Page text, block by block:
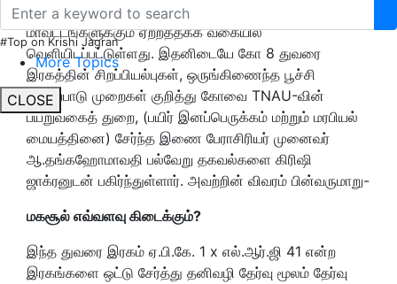
#Top on Krishi Jagran
More Topics
CLOSE
என்ற புதிய துவரை இரகம் 2017 ஆம் ஆண்டில் அனைத்து
மாவட்டங்களுக்கும் ஏற்றத்தக்க வகையில்
வெளியிடப்பட்டுள்ளது. இதனிடையே கோ 8 துவரை
இரகத்தின் சிறப்பியல்புகள், ஒருங்கிணைந்த பூச்சி
கட்டுப்பாடு முறைகள் குறித்து கோவை TNAU-வின்
பயறுவகைத் துறை, (பயிர் இனப்பெருக்கம் மற்றும் மரபியல்
மையத்தினை) சேர்ந்த இணை பேராசிரியர் முனைவர்
ஆ.தங்கஹோமாவதி பல்வேறு தகவல்களை கிரிஷி
ஜாக்ரனுடன் பகிர்ந்துள்ளார். அவற்றின் விவரம் பின்வருமாறு-
மகசூல் எவ்வளவு கிடைக்கும்?
இந்த துவரை இரகம் ஏ.பி.கே. 1 x எல்.ஆர்.ஜி 41 என்ற
இரகங்களை ஒட்டு சேர்த்து தனிவழி தேர்வு மூலம் தேர்வு